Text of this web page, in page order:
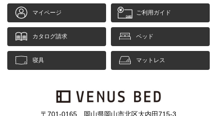
マイページ ご利用ガイド
カタログ請求 ベッド
寝具 マットレス
〒701-0165 岡山県岡山市北区大内田715-3